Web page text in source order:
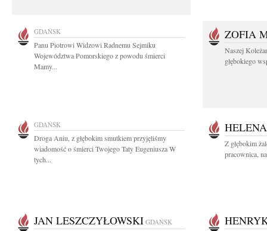
GDAŃSK
Panu Piotrowi Widzowi Radnemu Sejmiku
Województwa Pomorskiego z powodu śmierci
Mamy...
ZOFIA
Naszej
głębokiego
GDAŃSK
Droga Aniu, z głębokim smutkiem przyjęliśmy
wiadomość o śmierci Twojego Taty Eugeniusza W
tych...
Z głębokim
pracownica,
JAN LESZCZYŁOWSKI GDAŃSK